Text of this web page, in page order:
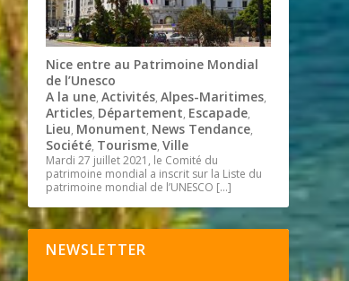
Nice entre au Patrimoine Mondial
de l’Unesco
A la une,Activités,Alpes-Maritimes,
Articles, Département, Escapade,
Lieu, Monument, News Tendance,
Société, Tourisme,Ville
Mardi 27 juillet 2021, le Comité du
patrimoine mondial a inscrit sur la Liste du
patrimoine mondial de l’UNESCO […]
NEWSLETTER